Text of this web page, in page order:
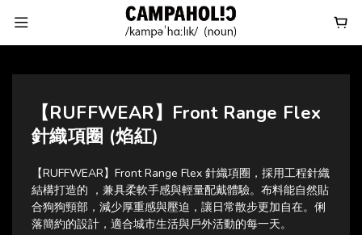
【RUFFWEAR】Front Range Flex
針織項圈 (焰紅)
【RUFFWEAR】Front Range Flex 針織項圈，採用工程針織
結構打造的 ，兼具柔軟手感與輕量配戴體驗。布料能自然貼
合狗狗頸部，減少厚重感與壓迫，讓日常散步更加自在。俐
落簡約的設計，適合城市生活與戶外活動的每一天。